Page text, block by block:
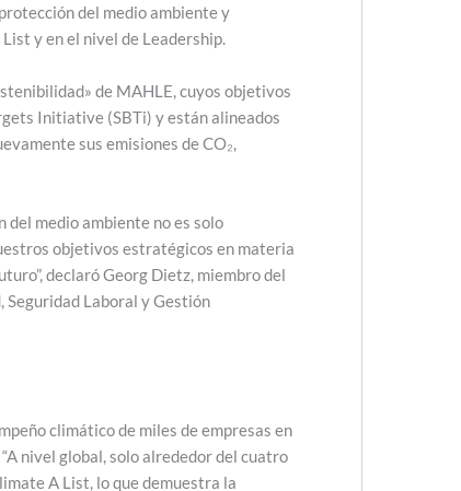
del medio ambiente y
y en el nivel de Leadership.
de MAHLE, cuyos objetivos
Initiative (SBTi) y están alineados
sus emisiones de CO₂,
del medio ambiente no es solo
objetivos estratégicos en materia
declaró Georg Dietz, miembro del
Seguridad Laboral y Gestión
climático de miles de empresas en
nivel global, solo alrededor del cuatro
A List, lo que demuestra la